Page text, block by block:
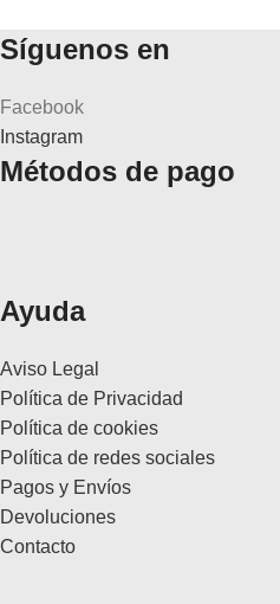
Síguenos en
Facebook
Instagram
Métodos de pago
Ayuda
Aviso Legal
Política de Privacidad
Política de cookies
Política de redes sociales
Pagos y Envíos
Devoluciones
Contacto